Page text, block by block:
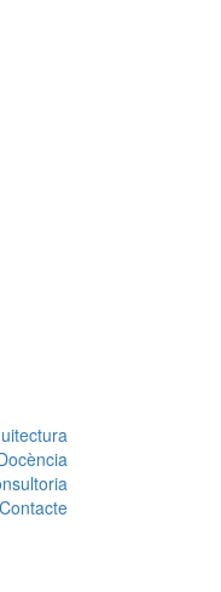
Contacte